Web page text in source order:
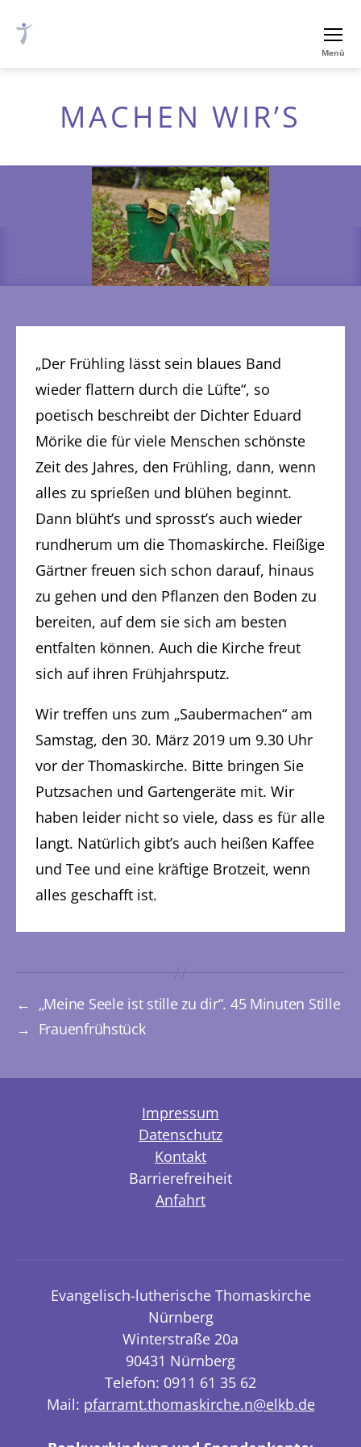
luth.
Nürnberg
Menü
MACHEN WIR’S
„Der Frühling lässt sein blaues Band
wieder flattern durch die Lüfte“, so
poetisch beschreibt der Dichter Eduard
Mörike die für viele Menschen schönste
Zeit des Jahres, den Frühling, dann, wenn
alles zu sprießen und blühen beginnt.
Dann blüht’s und sprosst’s auch wieder
rundherum um die Thomaskirche. Fleißige
Gärtner freuen sich schon darauf, hinaus
zu gehen und den Pflanzen den Boden zu
bereiten, auf dem sie sich am besten
entfalten können. Auch die Kirche freut
sich auf ihren Frühjahrsputz.
Wir treffen uns zum „Saubermachen“ am
Samstag, den 30. März 2019 um 9.30 Uhr
vor der Thomaskirche. Bitte bringen Sie
Putzsachen und Gartengeräte mit. Wir
haben leider nicht so viele, dass es für alle
langt. Natürlich gibt’s auch heißen Kaffee
und Tee und eine kräftige Brotzeit, wenn
alles geschafft ist.
← „Meine Seele ist stille zu dir“. 45 Minuten Stille
→
Frauenfrühstück
Impressum
Datenschutz
Kontakt
Barrierefreiheit
Anfahrt
Evangelisch-lutherische Thomaskirche
Nürnberg
Winterstraße 20a
90431 Nürnberg
Telefon: 0911 61 35 62
Mail: pfarramt.thomaskirche.n@elkb.de